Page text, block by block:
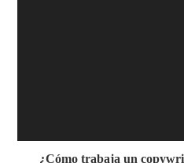
¿Cómo trabaja un